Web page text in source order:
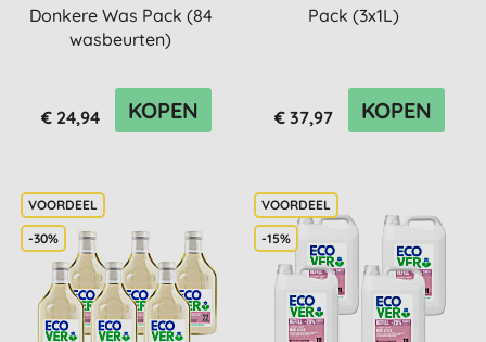
Donkere Was Pack (84
wasbeurten)
€ 24,94 KOPEN
Pack (3x1L)
€ 37,97 KOPEN
-30% -15%